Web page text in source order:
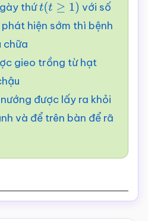
thứt(t ≥1)
với số
phát hiện sớm thì bệnh
chữa
gieo trồng từ hạt
được lấy ra khỏi
và để trên bàn để rã